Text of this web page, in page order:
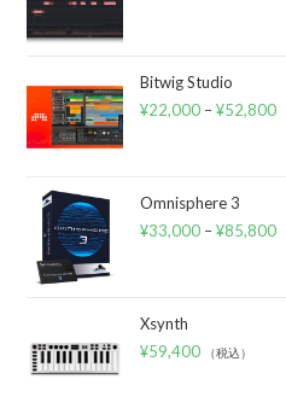
Bitwig Studio
¥22,000 –¥52,800
Omnisphere 3
¥33,000 –¥85,800
Xsynth
¥59,400 （税込）